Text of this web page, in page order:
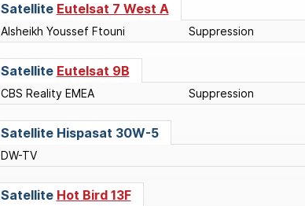
Satellite Eutelsat 7 West A
Alsheikh Youssef Ftouni Suppression
Satellite Eutelsat 9B
CBS Reality EMEA Suppression
Satellite Hispasat 30W-5
DW-TV
Satellite Hot Bird 13F